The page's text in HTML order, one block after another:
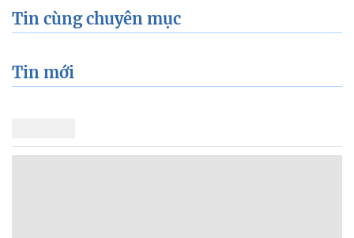
Tin cùng chuyên mục
Tin mới